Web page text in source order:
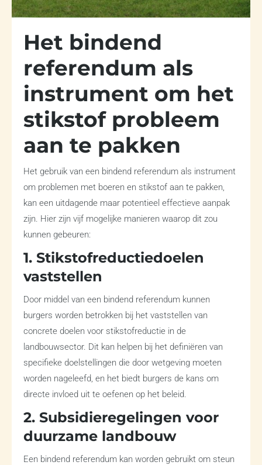
Het bindend
referendum als
instrument om het
stikstof probleem
aan te pakken
Het gebruik van een bindend referendum als instrument
om problemen met boeren en stikstof aan te pakken,
kan een uitdagende maar potentieel effectieve aanpak
zijn. Hier zijn vijf mogelijke manieren waarop dit zou
kunnen gebeuren:
1. Stikstofreductiedoelen
vaststellen
Door middel van een bindend referendum kunnen
burgers worden betrokken bij het vaststellen van
concrete doelen voor stikstofreductie in de
landbouwsector. Dit kan helpen bij het definiëren van
specifieke doelstellingen die door wetgeving moeten
worden nageleefd, en het biedt burgers de kans om
directe invloed uit te oefenen op het beleid.
2. Subsidieregelingen voor
duurzame landbouw
Een bindend referendum kan worden gebruikt om steun